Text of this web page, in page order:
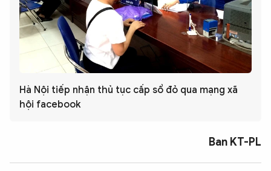
Hà Nội tiếp nhận thủ tục cấp sổ đỏ qua mạng xã
hội facebook
Ban KT-PL